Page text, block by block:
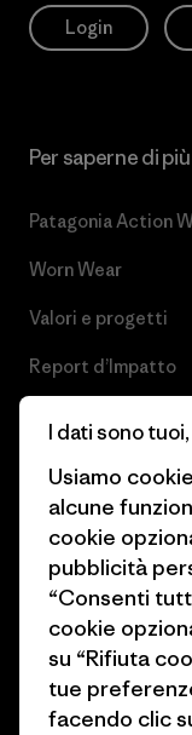
Login
Per saperne di più
Patagonia Action
Worn Wear
Valori e progetti
Report d’Impatto
Obiettivi climatici
1% For The Planet
Come finanziamo
Buoni regalo
Trova un negozio
I dati sono
Usiamo
alcune
cookie
pubblicità
“Consenti
cookie
su “Rifiuta
tue
facendo clic